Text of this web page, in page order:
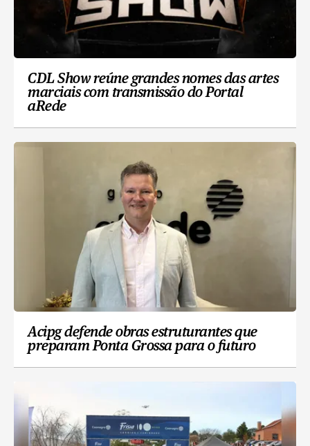
CDL Show reúne grandes nomes das artes
marciais com transmissão do Portal
aRede
Acipg defende obras estruturantes que
preparam Ponta Grossa para o futuro